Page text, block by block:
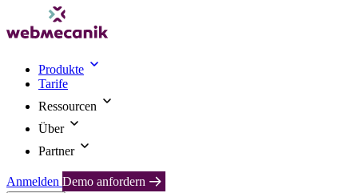
Produkte
Tarife
Ressourcen
Über
Partner
Anmelden Demo anfordern